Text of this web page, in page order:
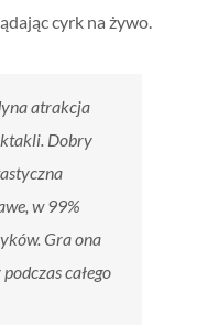
cyrk na żywo.
atrakcja
Dobry
w 99%
Gra ona
całego